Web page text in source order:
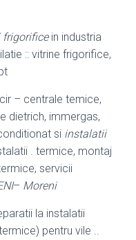
in industria
:: vitrine frigorifice,
– centrale temice,
dietrich, immergas,
si instalatii
. termice, montaj
servicii
– Moreni
la instalatii
pentru vile ..